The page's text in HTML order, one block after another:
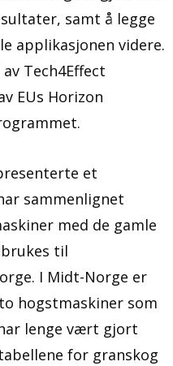
samt å legge
applikasjonen videre.
Tech4Effect
EUs Horizon
et
sammenlignet
med de gamle
til
I Midt-Norge er
hogstmaskiner som
lenge vært gjort
for granskog